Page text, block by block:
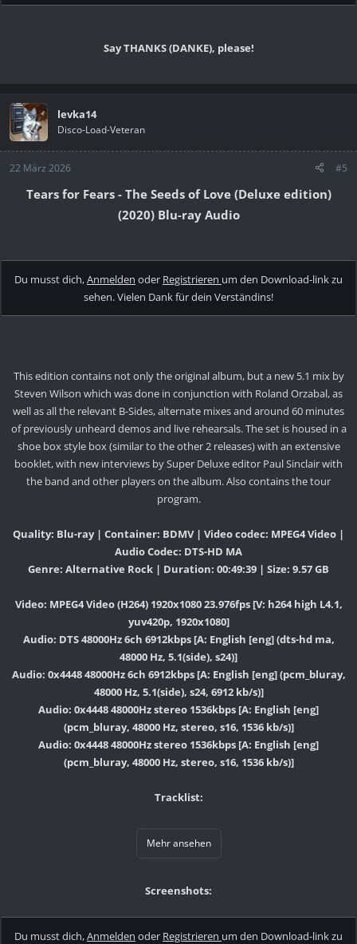
Say THANKS (DANKE), please!
levka14
Disco-Load-Veteran
22 März 2026 #5
Tears for Fears - The Seeds of Love (Deluxe edition)
(2020) Blu-ray Audio
Du musst dich,Anmelden oder Registrieren um den Download-link zu
sehen. Vielen Dank für dein Verständins!
This edition contains not only the original album, but a new 5.1 mix by
Steven Wilson which was done in conjunction with Roland Orzabal, as
well as all the relevant B-Sides, alternate mixes and around 60 minutes
of previously unheard demos and live rehearsals. The set is housed in a
shoe box style box (similar to the other 2 releases) with an extensive
booklet, with new interviews by Super Deluxe editor Paul Sinclair with
the band and other players on the album. Also contains the tour
program.
Quality: Blu-ray | Container: BDMV | Video codec: MPEG4 Video |
Audio Codec: DTS-HD MA
Genre: Alternative Rock | Duration: 00:49:39 | Size: 9.57 GB
Video: MPEG4 Video (H264) 1920x1080 23.976fps [V: h264 high L4.1,
yuv420p, 1920x1080]
Audio: DTS 48000Hz 6ch 6912kbps [A: English [eng] (dts-hd ma,
48000 Hz, 5.1(side), s24)]
Audio: 0x4448 48000Hz 6ch 6912kbps [A: English [eng] (pcm_bluray,
48000 Hz, 5.1(side), s24, 6912 kb/s)]
Audio: 0x4448 48000Hz stereo 1536kbps [A: English [eng]
(pcm_bluray, 48000 Hz, stereo, s16, 1536 kb/s)]
Audio: 0x4448 48000Hz stereo 1536kbps [A: English [eng]
(pcm_bluray, 48000 Hz, stereo, s16, 1536 kb/s)]
Tracklist:
Mehr ansehen
Screenshots:
Du musst dich,Anmelden oder Registrieren um den Download-link zu